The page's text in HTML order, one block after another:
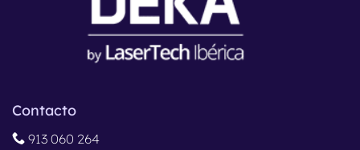
Contacto
913 060 264